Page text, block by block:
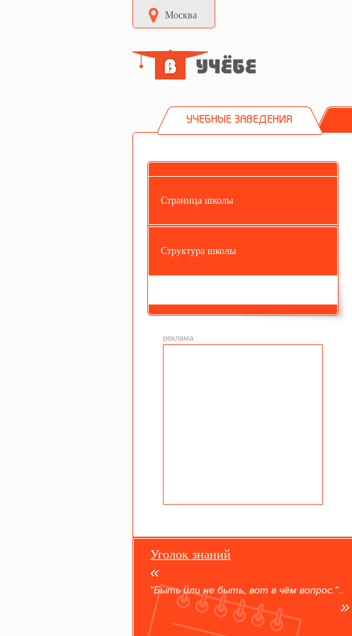
Москва
УЧЕБНЫЕ ЗАВЕДЕНИЯ
Страница школы
Структура школы
реклама
Уголок знаний
"Быть или не быть, вот в чём вопрос."..